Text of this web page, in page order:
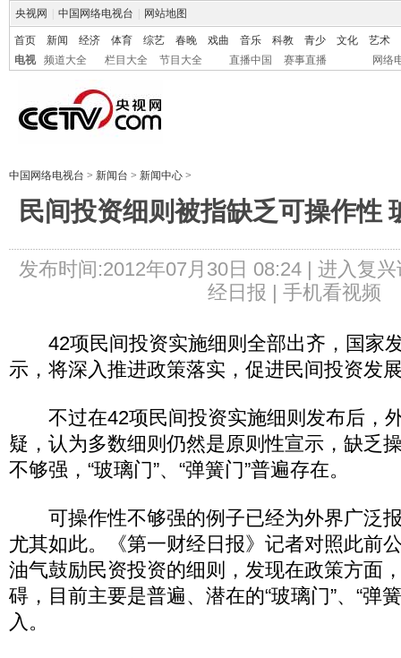
央视网 中国网络电视台 网站地图
首页 新闻 经济 体育 综艺 春晚 戏曲 音乐 科教 青少 文化
艺术
电视
频道大全 栏目大全 节目大全 直播中国 赛事直播 网络
中国网络电视台 > 新闻台 > 新闻中心 >
民间投资细则被指缺乏可操作性
发布时间:2012年07月30日 08:24 | 进入复兴
经日报 | 手机看视频
42项民间投资实施细则全部出齐，国家
示，将深入推进政策落实，促进民间投资发
不过在42项民间投资实施细则发布后，
疑，认为多数细则仍然是原则性宣示，缺乏
不够强，“玻璃门”、“弹簧门”普遍存在。
可操作性不够强的例子已经为外界广泛
尤其如此。《第一财经日报》记者对照此前
油气鼓励民资投资的细则，发现在政策方面
碍，目前主要是普遍、潜在的“玻璃门”、“弹
入。